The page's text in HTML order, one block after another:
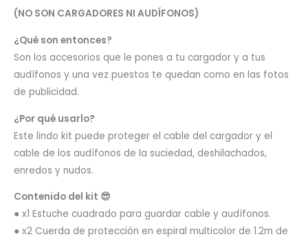
(NO SON CARGADORES NI AUDÍFONOS)
¿Qué son entonces?
Son los accesorios que le pones a tu cargador y a tus
audífonos y una vez puestos te quedan como en las fotos
de publicidad.
¿Por qué usarlo?
Este lindo kit puede proteger el cable del cargador y el
cable de los audífonos de la suciedad, deshilachados,
enredos y nudos.
Contenido del kit 😎
● x1 Estuche cuadrado para guardar cable y audífonos.
● x2 Cuerda de protección en espiral multicolor de 1.2m de